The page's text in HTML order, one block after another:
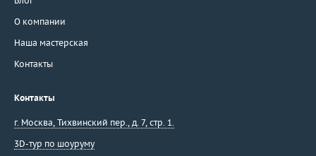
О компании
Наша мастерская
Контакты
Контакты
г. Москва, Тихвинский пер., д. 7, стр. 1.
3D-тур по шоуруму